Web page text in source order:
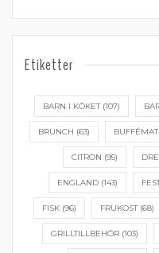
Etiketter
BARN I KÖKET(107)
BRUNCH (63) BUFFÉMAT
CITRON (95)
ENGLAND(143)
FISK(96) FRUKOST(68)
GRILLTILLBEHÖR (103)